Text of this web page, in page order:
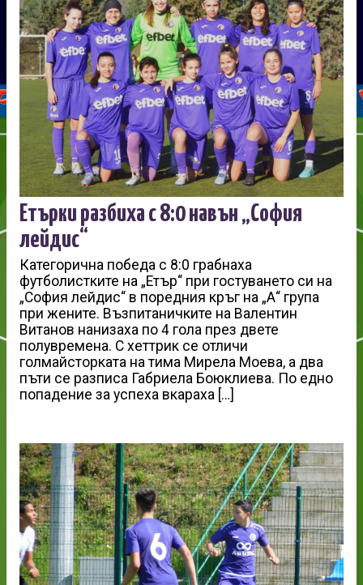
Етърки разбиха с 8:0 навън „София
лейдис“
Категорична победа с 8:0 грабнаха
футболистките на „Етър“ при гостуването си на
„София лейдис“ в поредния кръг на „А“ група
при жените. Възпитаничките на Валентин
Витанов нанизаха по 4 гола през двете
полувремена. С хеттрик се отличи
голмайсторката на тима Мирела Моева, а два
пъти се разписа Габриела Боюклиева. По едно
попадение за успеха вкараха […]